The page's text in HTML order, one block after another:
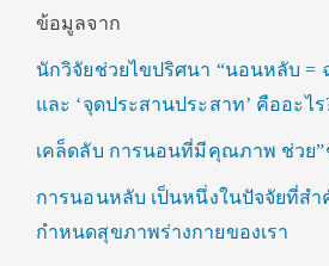
ข้อมูลจาก
นักวิจัยช่วยไขปริศนา “นอนหลับ =
และ ‘จุดประสานประสาท’ คืออะไร
เคล็ดลับ การนอนที่มีคุณภาพ ช่วย”
การนอนหลับ เป็นหนึ่งในปัจจัยที่ส
กำหนดสุขภาพร่างกายของเรา